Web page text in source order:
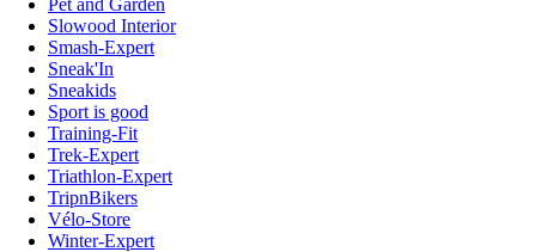
Slowood Interior
Smash-Expert
Sneak'In
Sneakids
Sport is good
Training-Fit
Trek-Expert
Triathlon-Expert
TripnBikers
Vélo-Store
Winter-Expert